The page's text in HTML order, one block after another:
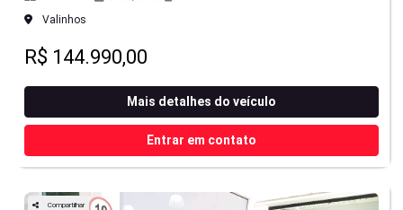
Valinhos
R$ 144.990,00
Mais detalhes do veículo
Entrar em contato
Compartilhar